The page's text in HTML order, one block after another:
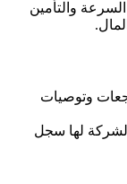
والتأمين
وتوصيات
لها سجل